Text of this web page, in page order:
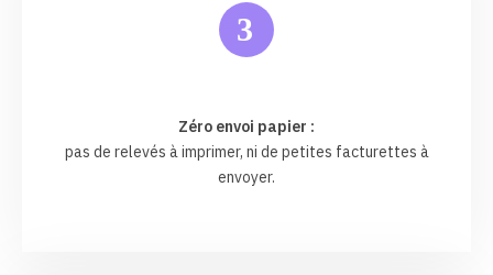
3
Zéro envoi papier :
pas de relevés à imprimer, ni de petites facturettes à
envoyer.